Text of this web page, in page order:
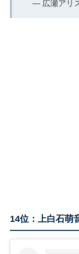
— 広瀬アリ
14位：上白石萌